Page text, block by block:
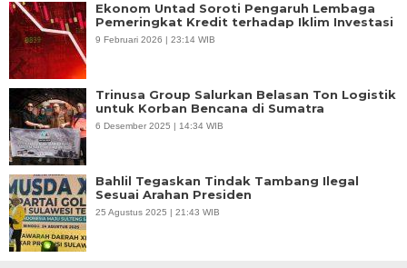
Ekonom Untad Soroti Pengaruh Lembaga
Pemeringkat Kredit terhadap Iklim Investasi
9 Februari 2026 | 23:14 WIB
Trinusa Group Salurkan Belasan Ton Logistik
untuk Korban Bencana di Sumatra
6 Desember 2025 | 14:34 WIB
Bahlil Tegaskan Tindak Tambang Ilegal
Sesuai Arahan Presiden
25 Agustus 2025 | 21:43 WIB